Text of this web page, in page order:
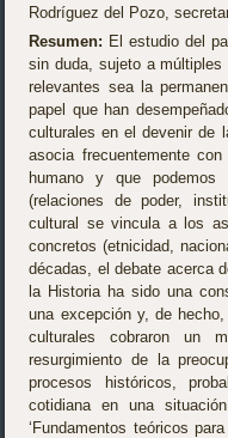
Rodríguez del Pozo,
Resumen: El estudio del
sin duda, sujeto a
relevantes sea la
papel que han
culturales en el devenir de
asocia frecuentemente
humano y que podemos
(relaciones de poder,
cultural se vincula a los
concretos (etnicidad,
décadas, el debate acerca
la Historia ha sido una
una excepción y, de
culturales cobraron un
resurgimiento de la
procesos históricos,
cotidiana en una
‘Fundamentos teóricos